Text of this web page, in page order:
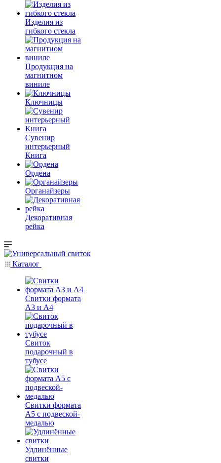
Изделия из
гибкого стекла
Продукция на
магнитном
виниле
Ключницы
Сувенир
интерьерный
Книга
Ордена
Органайзеры
Декоративная
рейка
Каталог
Свитки формата
А3 и А4
Свиток
подарочный в
тубусе
Свитки формата
А5 с подвеской-
медалью
Удлинённые
свитки